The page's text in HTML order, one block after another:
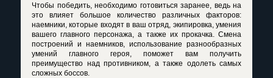
Чтобы победить, необходимо готовиться заранее, ведь на
это влияет большое количество различных факторов:
наемники, которые входят в ваш отряд, экипировка, умения
вашего главного персонажа, а также их прокачка. Смена
построений и наемников, использование разнообразных
умений главного героя, поможет вам получить
преимущество над противником, а также одолеть самых
сложных боссов.